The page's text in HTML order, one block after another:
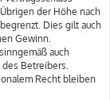
der Höhe nach
Dies gilt auch
Gewinn.
auch
Betreibers.
Recht bleiben